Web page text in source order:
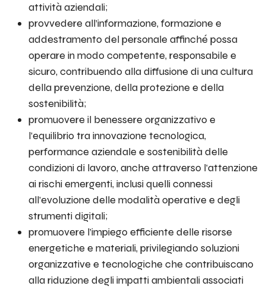
attività aziendali;
provvedere all’informazione, formazione e
addestramento del personale affinché possa
operare in modo competente, responsabile e
sicuro, contribuendo alla diffusione di una cultura
della prevenzione, della protezione e della
sostenibilità;
promuovere il benessere organizzativo e
l’equilibrio tra innovazione tecnologica,
performance aziendale e sostenibilità delle
condizioni di lavoro, anche attraverso l’attenzione
ai rischi emergenti, inclusi quelli connessi
all’evoluzione delle modalità operative e degli
strumenti digitali;
promuovere l’impiego efficiente delle risorse
energetiche e materiali, privilegiando soluzioni
organizzative e tecnologiche che contribuiscano
alla riduzione degli impatti ambientali associati